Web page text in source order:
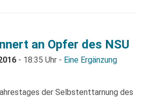
an Opfer des NSU
- 18:35 Uhr - Eine Ergänzung
der Selbstenttarnung des